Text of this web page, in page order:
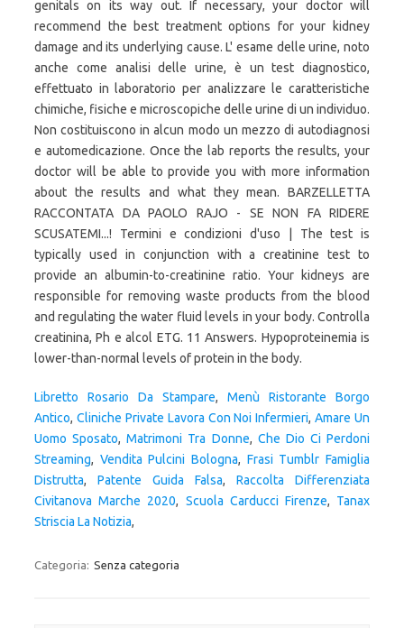
Libretto Rosario Da Stampare, Menù Ristorante Borgo
Antico, Cliniche Private Lavora Con Noi Infermieri,Amare Un
Uomo Sposato,Matrimoni Tra Donne, Che Dio Ci Perdoni
Streaming, Vendita Pulcini Bologna, Frasi Tumblr Famiglia
Distrutta, Patente Guida Falsa, Raccolta Differenziata
Civitanova Marche 2020, Scuola Carducci Firenze, Tanax
Striscia La Notizia,
Categoria: Senza categoria